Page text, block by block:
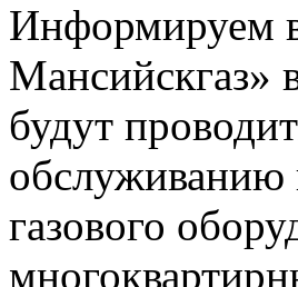
Информируем
Мансийскгаз»
будут
обслуживанию
газового